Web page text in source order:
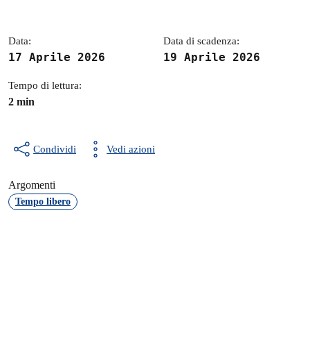
Data:
17 Aprile 2026
Data di scadenza:
19 Aprile 2026
Tempo di lettura:
2 min
Condividi Vedi azioni
Argomenti
Tempo libero